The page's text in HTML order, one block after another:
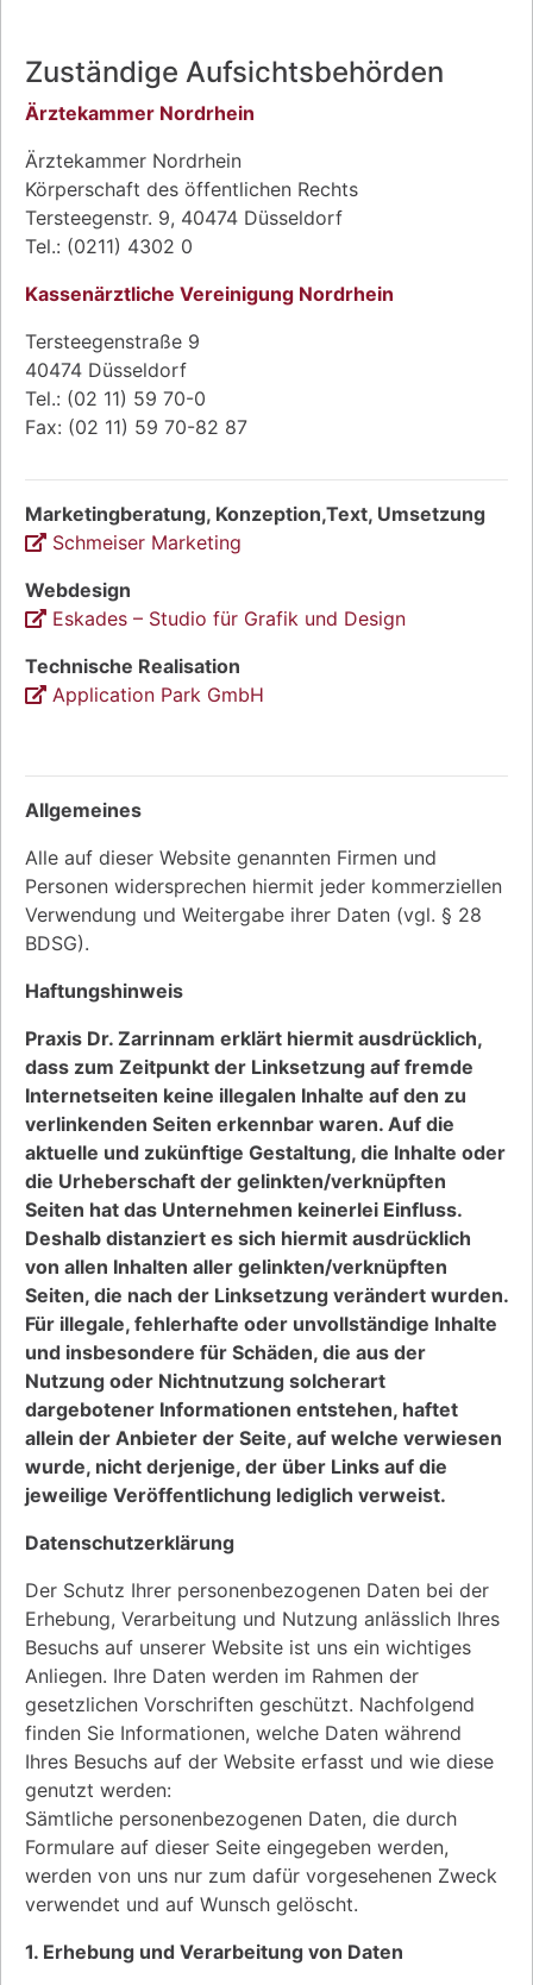
Zuständige Aufsichtsbehörden
Ärztekammer Nordrhein
Ärztekammer Nordrhein
Körperschaft des öffentlichen Rechts
Tersteegenstr. 9, 40474 Düsseldorf
Tel.: (0211) 4302 0
Kassenärztliche Vereinigung Nordrhein
Tersteegenstraße 9
40474 Düsseldorf
Tel.: (02 11) 59 70-0
Fax: (02 11) 59 70-82 87
Marketingberatung, Konzeption,Text, Umsetzung
Schmeiser Marketing
Webdesign
Eskades – Studio für Grafik und Design
Technische Realisation
Application Park GmbH
Allgemeines
Alle auf dieser Website genannten Firmen und
Personen widersprechen hiermit jeder kommerziellen
Verwendung und Weitergabe ihrer Daten (vgl. § 28
BDSG).
Haftungshinweis
Praxis Dr. Zarrinnam erklärt hiermit ausdrücklich,
dass zum Zeitpunkt der Linksetzung auf fremde
Internetseiten keine illegalen Inhalte auf den zu
verlinkenden Seiten erkennbar waren. Auf die
aktuelle und zukünftige Gestaltung, die Inhalte oder
die Urheberschaft der gelinkten/verknüpften
Seiten hat das Unternehmen keinerlei Einfluss.
Deshalb distanziert es sich hiermit ausdrücklich
von allen Inhalten aller gelinkten/verknüpften
Seiten, die nach der Linksetzung verändert wurden.
Für illegale, fehlerhafte oder unvollständige Inhalte
und insbesondere für Schäden, die aus der
Nutzung oder Nichtnutzung solcherart
dargebotener Informationen entstehen, haftet
allein der Anbieter der Seite, auf welche verwiesen
wurde, nicht derjenige, der über Links auf die
jeweilige Veröffentlichung lediglich verweist.
Datenschutzerklärung
Der Schutz Ihrer personenbezogenen Daten bei der
Erhebung, Verarbeitung und Nutzung anlässlich Ihres
Besuchs auf unserer Website ist uns ein wichtiges
Anliegen. Ihre Daten werden im Rahmen der
gesetzlichen Vorschriften geschützt. Nachfolgend
finden Sie Informationen, welche Daten während
Ihres Besuchs auf der Website erfasst und wie diese
genutzt werden:
Sämtliche personenbezogenen Daten, die durch
Formulare auf dieser Seite eingegeben werden,
werden von uns nur zum dafür vorgesehenen Zweck
verwendet und auf Wunsch gelöscht.
1. Erhebung und Verarbeitung von Daten